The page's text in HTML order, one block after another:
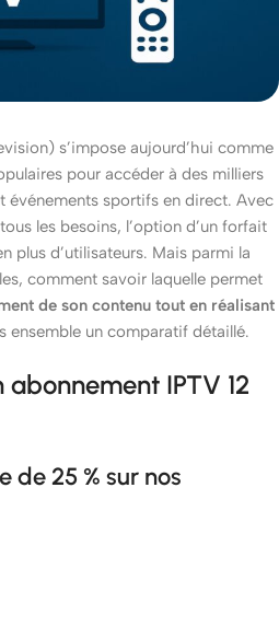
s’impose aujourd’hui comme
pour accéder à des milliers
événements sportifs en direct. Avec
les besoins, l’option d’un forfait
plus d’utilisateurs. Mais parmi la
comment savoir laquelle permet
de son contenu tout en réalisant
ensemble un comparatif détaillé.
abonnement IPTV 12
de 25 % sur nos